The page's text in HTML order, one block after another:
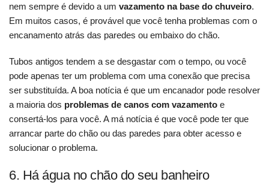
nem sempre é devido a um vazamento na base do chuveiro.
Em muitos casos, é provável que você tenha problemas com o
encanamento atrás das paredes ou embaixo do chão.
Tubos antigos tendem a se desgastar com o tempo, ou você
pode apenas ter um problema com uma conexão que precisa
ser substituída. A boa notícia é que um encanador pode resolver
a maioria dos problemas de canos com vazamento e
consertá-los para você. A má notícia é que você pode ter que
arrancar parte do chão ou das paredes para obter acesso e
solucionar o problema.
6. Há água no chão do seu banheiro